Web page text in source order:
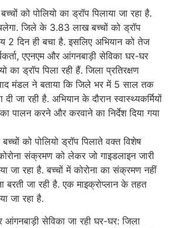
को पोलियो का ड्रॉप पिलाया जा रहा है.
जिले के 3.83 लाख बच्चों को ड्रॉप
2 दिन ही बचा है. इसलिए अभियान को तेज
एएनएम और आंगनबाड़ी सेविका घर-घर
का ड्रॉप पिला रही हैं. जिला प्रतिरक्षण
मंडल ने बताया कि जिले भर में 5 साल तक
जा रही है. अभियान के दौरान स्वास्थ्यकर्मियों
पालन करने और करवाने का निर्देश दिया गया
को पोलियो ड्रॉप पिलाते वक्त विशेष
संक्रमण को लेकर जो गाइडलाइन जारी
जा रहा है. बच्चों में कोरोना का संक्रमण नहीं
बरती जा रही है. एक माइक्रोप्लान के तहत
जा रहा है.
आंगनबाड़ी सेविका जा रही घर-घर: जिला